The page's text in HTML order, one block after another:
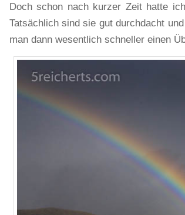
Doch schon nach kurzer Zeit hatte
Tatsächlich sind sie gut durchdacht
man dann wesentlich schneller einen